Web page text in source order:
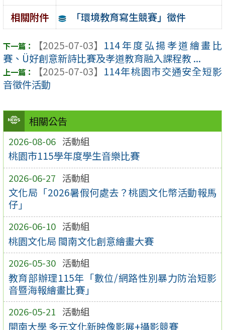
相關公告
2026-08-06 活動組
桃園市115學年度學生音樂比賽
2026-06-27 活動組
文化局「2026暑假何處去？桃園文化幣活動報馬
仔」
2026-06-10 活動組
桃園文化局 閩南文化創意繪畫大賽
2026-05-30 活動組
教育部辦理115年「數位/網路性別暴力防治短影
音暨海報繪畫比賽」
2026-05-21 活動組
開南大學 多元文化新映像影展+攝影競賽
相關附件 「環境教育寫生競賽」徵件
【2025-07-03】 114年度弘揚孝道繪畫比
賽、Ü好創意新詩比賽及孝道教育融入課程教 ...
【2025-07-03】 114年桃園市交通安全短影
音徵件活動